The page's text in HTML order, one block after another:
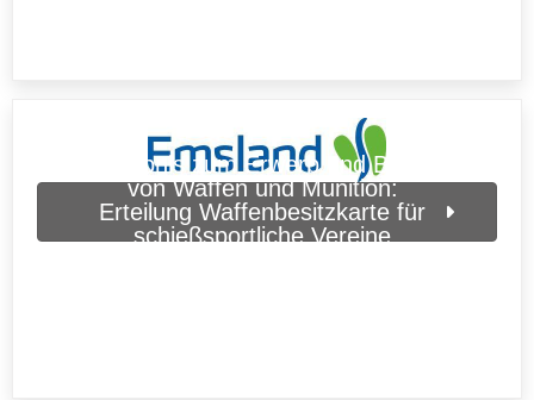
Erlaubnis zum Erwerb und Besitz
von Waffen und Munition:
Erteilung Waffenbesitzkarte für
schießsportliche Vereine